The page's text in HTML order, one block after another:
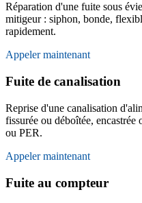
Réparation d'une fuite sous
mitigeur : siphon, bonde,
rapidement.
Appeler maintenant
Fuite de canalisation
Reprise d'une canalisation
fissurée ou déboîtée,
ou PER.
Appeler maintenant
Fuite au compteur